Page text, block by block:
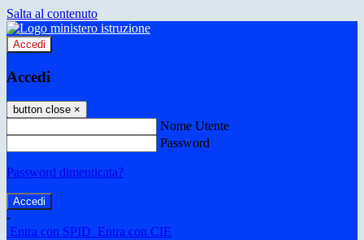
Salta al contenuto
Accedi
Accedi
button close ×
Nome Utente
Password
Password dimenticata?
-
Entra con SPID Entra con CIE